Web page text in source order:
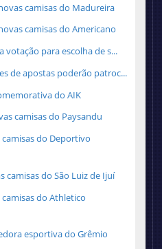
camisas do Madureira
camisas do Americano
votação para escolha de s...
de apostas poderão patroc...
do AIK
camisas do Paysandu
do Deportivo
camisas do São Luiz de Ijuí
do Athletico
esportiva do Grêmio